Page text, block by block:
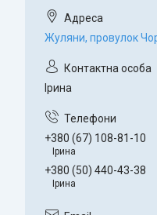
Жуляни, провулок
Ірина
+380 (67) 108-81-10
Ірина
+380 (50) 440-43-38
Ірина